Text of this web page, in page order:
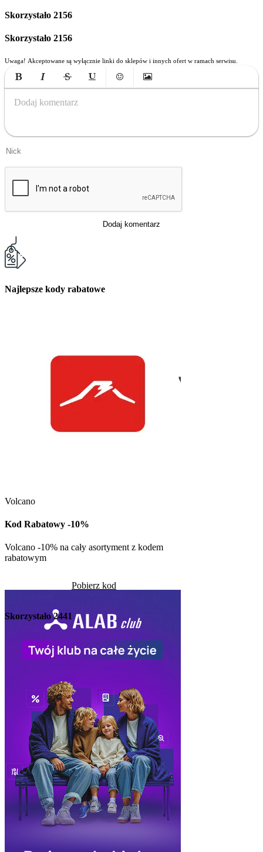
Skorzystało 2156
Skorzystało 2156
Uwaga! Akceptowane są wyłącznie linki do sklepów i innych ofert w ramach serwisu.
Bold Italic Strikethrough
UnderlineEmoticonsInsert Image
Dodaj komentarz
Dodaj komentarz
Najlepsze kody rabatowe
Volcano
Kod Rabatowy -10%
Volcano -10% na cały asortyment z kodem
rabatowym
Pobierz kod
Skorzystało2441